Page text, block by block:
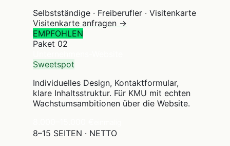
Selbstständige · Freiberufler · Visitenkarte
Visitenkarte anfragen →
EMPFOHLEN
Paket 02
Sweetspot
Individuelles Design, Kontaktformular,
klare Inhaltsstruktur. Für KMU mit echten
Wachstumsambitionen über die Website.
8–15 SEITEN · NETTO